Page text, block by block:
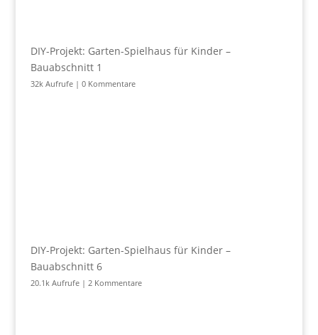
DIY-Projekt: Garten-Spielhaus für Kinder –
Bauabschnitt 1
32k Aufrufe| 0 Kommentare
DIY-Projekt: Garten-Spielhaus für Kinder –
Bauabschnitt 6
20.1k Aufrufe| 2 Kommentare